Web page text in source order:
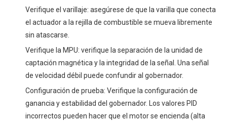
Verifique el varillaje: asegúrese de que la varilla que conecta
el actuador a la rejilla de combustible se mueva libremente
sin atascarse.
Verifique la MPU: verifique la separación de la unidad de
captación magnética y la integridad de la señal. Una señal
de velocidad débil puede confundir al gobernador.
Configuración de prueba: Verifique la configuración de
ganancia y estabilidad del gobernador. Los valores PID
incorrectos pueden hacer que el motor se encienda (alta